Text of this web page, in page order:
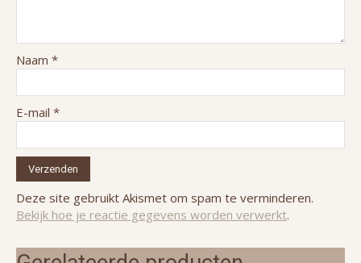
Naam *
E-mail *
Deze site gebruikt Akismet om spam te verminderen.
Bekijk hoe je reactie gegevens worden verwerkt.